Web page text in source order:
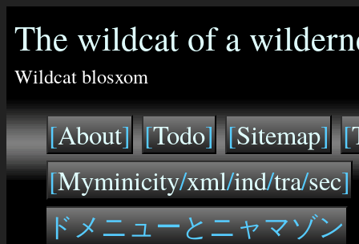
The wildcat of a
Wildcat blosxom
[About] [Todo] [Sitemap] [
[Myminicity/xml/ind/tra/sec]
ドメニューとニャマゾン